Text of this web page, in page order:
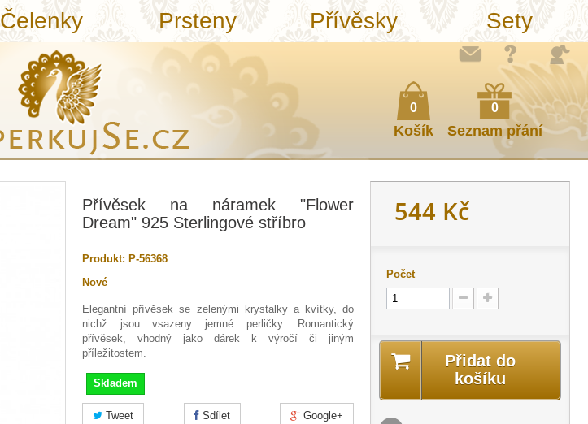
0
Košík
Čelenky Prsteny Přívěsky Sety
0
Seznam přání
Přívěsek na náramek "Flower
Dream" 925 Sterlingové stříbro
Produkt: P-56368
Nové
Elegantní přívěsek se zelenými krystalky a kvítky, do
nichž jsou vsazeny jemné perličky. Romantický
přívěsek, vhodný jako dárek k výročí či jiným
příležitostem.
Skladem
Tweet Sdílet Google+
544 Kč
Počet
Přidat do
košíku